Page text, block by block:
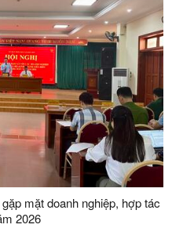
mặt doanh nghiệp, hợp tác
2026